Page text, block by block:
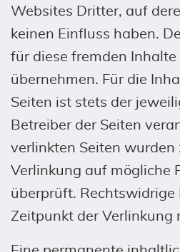
Websites Dritter, auf
keinen Einfluss haben.
für diese fremden
übernehmen. Für die
Seiten ist stets der
Betreiber der Seiten
verlinkten Seiten wurden
Verlinkung auf mögliche
überprüft. Rechtswidrige
Zeitpunkt der Verlinkung